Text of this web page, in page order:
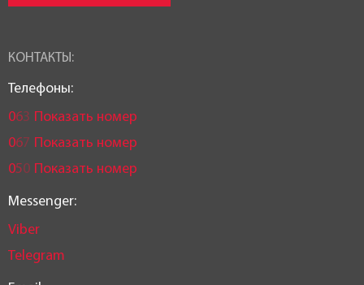
КОНТАКТЫ:
Телефоны:
063 Показать номер
067 Показать номер
050 Показать номер
Messenger:
Viber
Telegram